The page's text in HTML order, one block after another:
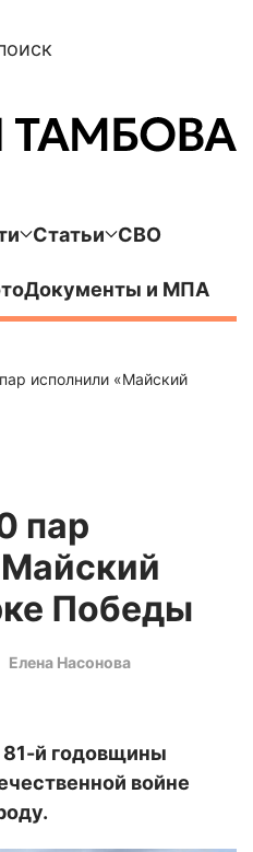
Статьи СВО
Документы и МПА
исполнили «Майский
пар
Победы
Елена Насонова
й годовщины
войне